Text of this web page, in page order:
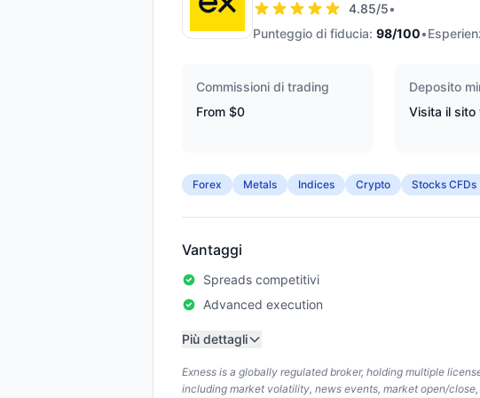
4.85/5•
Punteggio di fiducia: 98/100•
Commissioni di trading
From $0
Deposito
Visita il sito
Forex Metals Indices Crypto Stocks CFDs
Vantaggi
Spreads competitivi
Advanced execution
Più dettagli
Exness is a globally regulated broker, holding multiple
including market volatility, news events, market open/